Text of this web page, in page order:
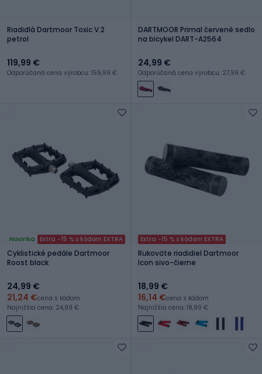
Riadidlá Dartmoor Toxic V.2
petrol
119,99 €
Odporúčaná cena výrobcu: 159,99 €
DARTMOOR Primal červené sedlo
na bicykel DART-A2564
24,99 €
Odporúčaná cena výrobcu: 27,99 €
Novinka Extra -15 % s kódom EXTRA
Cyklistické pedále Dartmoor
Roost black
24,99 €
21,24 €cena s kódom
Najnižšia cena: 24,99 €
Extra -15 % s kódom EXTRA
Rukoväte riadidiel Dartmoor
Icon sivo-čierne
18,99 €
16,14 €cena s kódom
Najnižšia cena: 18,99 €